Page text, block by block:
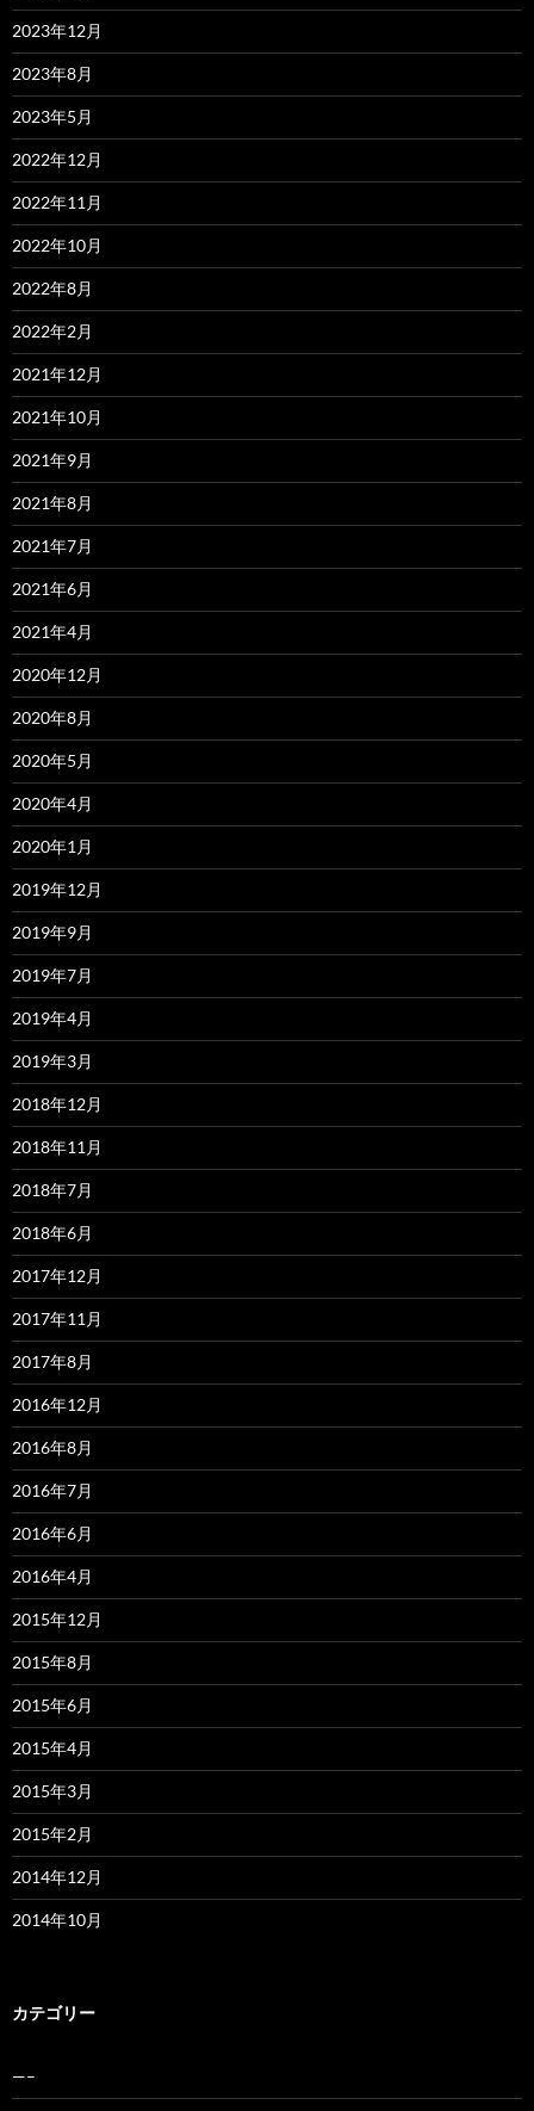
2023年12月
2023年8月
2023年5月
2022年12月
2022年11月
2022年10月
2022年8月
2022年2月
2021年12月
2021年10月
2021年9月
2021年8月
2021年7月
2021年6月
2021年4月
2020年12月
2020年8月
2020年5月
2020年4月
2020年1月
2019年12月
2019年9月
2019年7月
2019年4月
2019年3月
2018年12月
2018年11月
2018年7月
2018年6月
2017年12月
2017年11月
2017年8月
2016年12月
2016年8月
2016年7月
2016年6月
2016年4月
2015年12月
2015年8月
2015年6月
2015年4月
2015年3月
2015年2月
2014年12月
2014年10月
カテゴリー
—–